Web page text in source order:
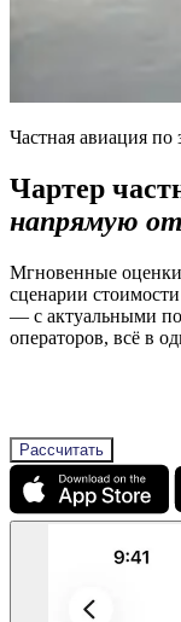
Частная авиация по
Чартер
напрямую
Мгновенные
сценарии
— с актуальными
операторов, всё в
Рассчитать